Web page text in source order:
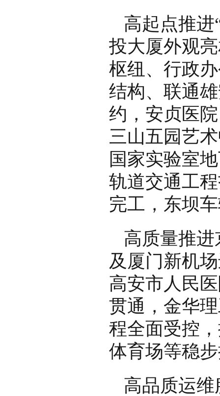
高起点推进
投大厦外观
枢纽、行政
结构、联通
约，安贞医
三山五园艺
国家实验室
轨道交通工
完工，东坝
高质量推
及厦门新机
高安市人民
贯通，金华
程全面受控
体育场等稳
高品质运